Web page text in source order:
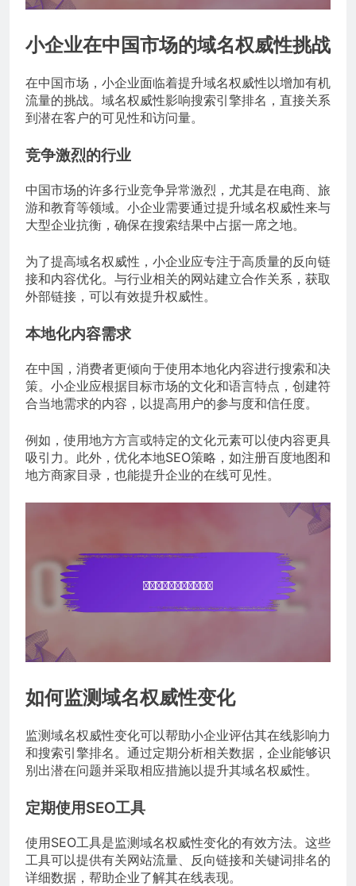
小企业在中国市场的域名权威性挑战
在中国市场，小企业面临着提升域名权威性以增加有机
流量的挑战。域名权威性影响搜索引擎排名，直接关系
到潜在客户的可见性和访问量。
竞争激烈的行业
中国市场的许多行业竞争异常激烈，尤其是在电商、旅
游和教育等领域。小企业需要通过提升域名权威性来与
大型企业抗衡，确保在搜索结果中占据一席之地。
为了提高域名权威性，小企业应专注于高质量的反向链
接和内容优化。与行业相关的网站建立合作关系，获取
外部链接，可以有效提升权威性。
本地化内容需求
在中国，消费者更倾向于使用本地化内容进行搜索和决
策。小企业应根据目标市场的文化和语言特点，创建符
合当地需求的内容，以提高用户的参与度和信任度。
例如，使用地方方言或特定的文化元素可以使内容更具
吸引力。此外，优化本地SEO策略，如注册百度地图和
地方商家目录，也能提升企业的在线可见性。
如何监测域名权威性变化
监测域名权威性变化可以帮助小企业评估其在线影响力
和搜索引擎排名。通过定期分析相关数据，企业能够识
别出潜在问题并采取相应措施以提升其域名权威性。
定期使用SEO工具
使用SEO工具是监测域名权威性变化的有效方法。这些
工具可以提供有关网站流量、反向链接和关键词排名的
详细数据，帮助企业了解其在线表现。